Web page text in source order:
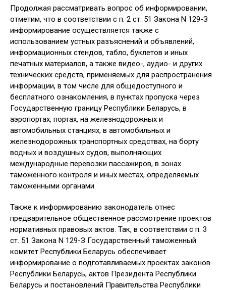
Продолжая рассматривать вопрос об информировании,
отметим, что в соответствии с п. 2 ст. 51 Закона N 129-З
информирование осуществляется также с
использованием устных разъяснений и объявлений,
информационных стендов, табло, буклетов и иных
печатных материалов, а также видео-, аудио- и других
технических средств, применяемых для распространения
информации, в том числе для общедоступного и
бесплатного ознакомления, в пунктах пропуска через
Государственную границу Республики Беларусь, в
аэропортах, портах, на железнодорожных и
автомобильных станциях, в автомобильных и
железнодорожных транспортных средствах, на борту
водных и воздушных судов, выполняющих
международные перевозки пассажиров, в зонах
таможенного контроля и иных местах, определяемых
таможенными органами.
Также к информированию законодатель отнес
предварительное общественное рассмотрение проектов
нормативных правовых актов. Так, в соответствии с п. 3
ст. 51 Закона N 129-З Государственный таможенный
комитет Республики Беларусь обеспечивает
информирование о подготавливаемых проектах законов
Республики Беларусь, актов Президента Республики
Беларусь и постановлений Правительства Республики